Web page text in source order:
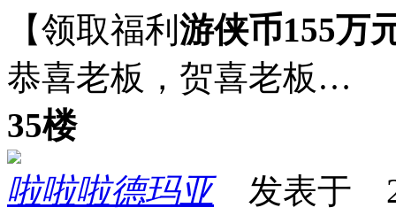
【领取福利 游侠币155万
恭喜老板，贺喜老板…
35楼
啦啦啦德玛亚发表于